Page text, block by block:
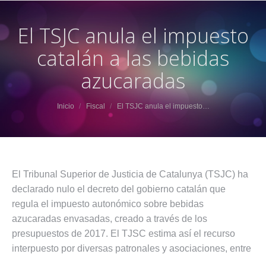
El TSJC anula el impuesto
catalán a las bebidas
azucaradas
Estás aquí:Inicio Fiscal El TSJC anula el impuesto…
El Tribunal Superior de Justicia de Catalunya (TSJC) ha
declarado nulo el decreto del gobierno catalán que
regula el impuesto autonómico sobre bebidas
azucaradas envasadas, creado a través de los
presupuestos de 2017. El TJSC estima así el recurso
interpuesto por diversas patronales y asociaciones, entre